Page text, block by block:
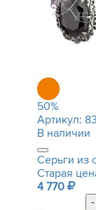
50%
Артикул:
В наличии
Серьги из
Старая
4 770
-